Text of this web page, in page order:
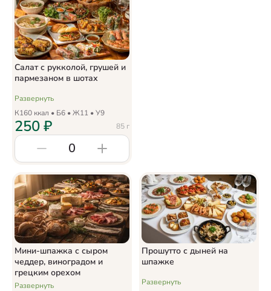
Салат с рукколой, грушей и
пармезаном в шотах
Развернуть
К160 ккал • Б6 • Ж11 • У9
85 г
250₽
0
Мини-шпажка с сыром
чеддер, виноградом и
грецким орехом
Развернуть
Прошутто с дыней на
шпажке
Развернуть